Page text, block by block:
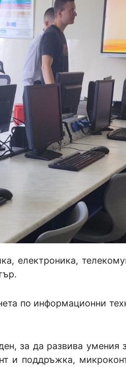
електроника,
по информационни
за да развива умения
и поддръжка,